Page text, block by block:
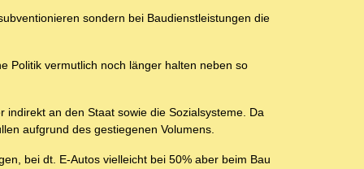
sondern bei Baudienstleistungen die
Politik vermutlich noch länger halten neben so
an den Staat sowie die Sozialsysteme. Da
aufgrund des gestiegenen Volumens.
bei dt. E-Autos vielleicht bei 50% aber beim Bau